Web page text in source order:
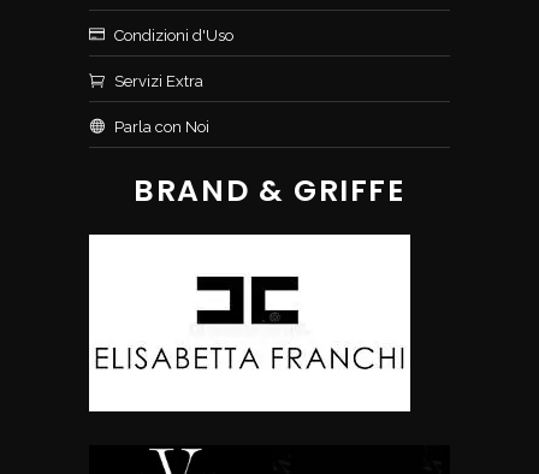
Condizioni d'Uso
Servizi Extra
Parla con Noi
BRAND & GRIFFE